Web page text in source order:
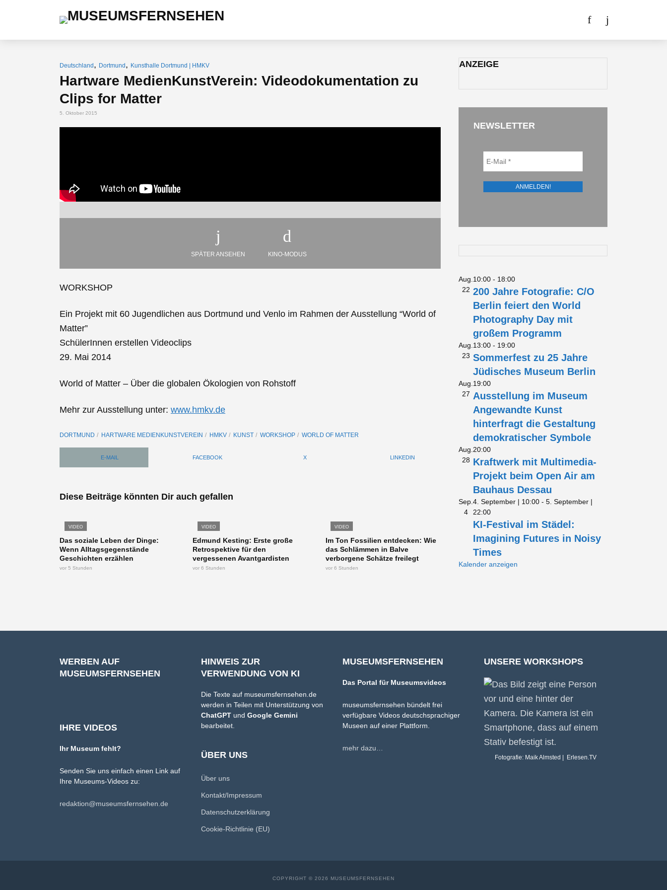
Deutschland , Dortmund , Kunsthalle Dortmund | HMKV
Hartware MedienKunstVerein: Videodokumentation zu
Clips for Matter
5. Oktober 2015
SPÄTER ANSEHEN KINO-MODUS
WORKSHOP
Ein Projekt mit 60 Jugendlichen aus Dortmund und Venlo im Rahmen der Ausstellung “World of
Matter”
SchülerInnen erstellen Videoclips
29. Mai 2014
World of Matter – Über die globalen Ökologien von Rohstoff
Mehr zur Ausstellung unter: www.hmkv.de
DORTMUND HARTWARE MEDIENKUNSTVEREIN HMKV KUNST WORKSHOP WORLD OF MATTER
E-MAIL FACEBOOK X LINKEDIN
Diese Beiträge könnten Dir auch gefallen
VIDEO
Das soziale Leben der Dinge:
Wenn Alltagsgegenstände
Geschichten erzählen
vor 5 Stunden
VIDEO
Edmund Kesting: Erste große
Retrospektive für den
vergessenen Avantgardisten
vor 6 Stunden
VIDEO
Im Ton Fossilien entdecken: Wie
das Schlämmen in Balve
verborgene Schätze freilegt
vor 6 Stunden
ANZEIGE
NEWSLETTER
Aug.
22
10:00 - 18:00
200 Jahre Fotografie: C/O
Berlin feiert den World
Photography Day mit
großem Programm
Aug.
23
13:00 - 19:00
Sommerfest zu 25 Jahre
Jüdisches Museum Berlin
Aug.
27
19:00
Ausstellung im Museum
Angewandte Kunst
hinterfragt die Gestaltung
demokratischer Symbole
Aug.
28
20:00
Kraftwerk mit Multimedia-
Projekt beim Open Air am
Bauhaus Dessau
Sep.
4
4. September | 10:00 - 5. September |
22:00
KI-Festival im Städel:
Imagining Futures in Noisy
Times
Kalender anzeigen
WERBEN AUF
MUSEUMSFERNSEHEN
IHRE VIDEOS
Ihr Museum fehlt?
Senden Sie uns einfach einen Link auf
Ihre Museums-Videos zu:
redaktion@museumsfernsehen.de
HINWEIS ZUR
VERWENDUNG VON KI
Die Texte auf museumsfernsehen.de
werden in Teilen mit Unterstützung von
ChatGPT und Google Gemini
bearbeitet.
ÜBER UNS
Über uns
Kontakt/Impressum
Datenschutzerklärung
Cookie-Richtlinie (EU)
MUSEUMSFERNSEHEN
Das Portal für Museumsvideos
museumsfernsehen bündelt frei
verfügbare Videos deutschsprachiger
Museen auf einer Plattform.
mehr dazu…
UNSERE WORKSHOPS
Fotografie: Maik Almsted | Erlesen.TV
COPYRIGHT © 2026 MUSEUMSFERNSEHEN